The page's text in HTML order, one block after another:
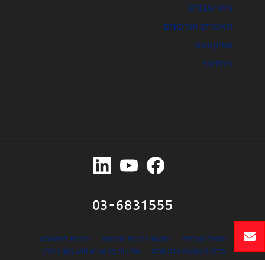
גיוס עובדים
מאמרים ועדכונים
פודקאסט
ניוזלטר
03-6831555
תנאים והגבלות הודעת פרטיות ואבטחה
הנחיות למשתמש
מדיניות בנושא זהות מותג
מדיניות בנושא שימוש בקניין רוחני